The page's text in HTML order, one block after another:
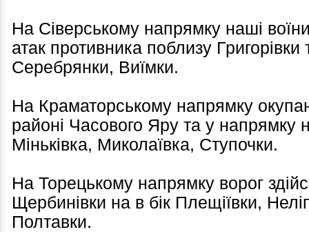
На Сіверському напрямку наші
атак противника поблизу
Серебрянки, Виїмки.
На Краматорському напрямку
районі Часового Яру та у напрямку
Міньківка, Миколаївка, Ступочки.
На Торецькому напрямку ворог
Щербинівки на в бік Плещіївки,
Полтавки.